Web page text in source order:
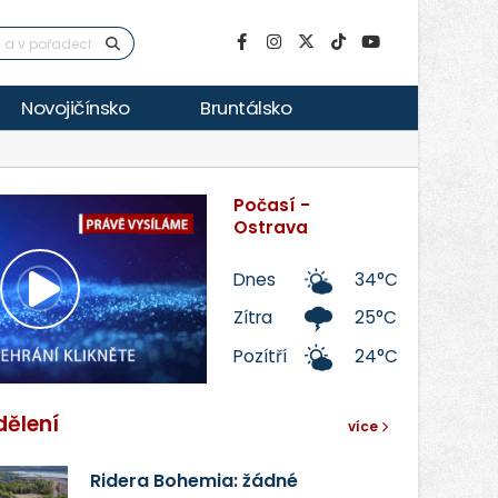
Novojičínsko Bruntálsko
Přehrát
video
Počasí -
Ostrava
Dnes
34°C
Zítra
25°C
Pozítří
24°C
více
Ridera Bohemia: žádné